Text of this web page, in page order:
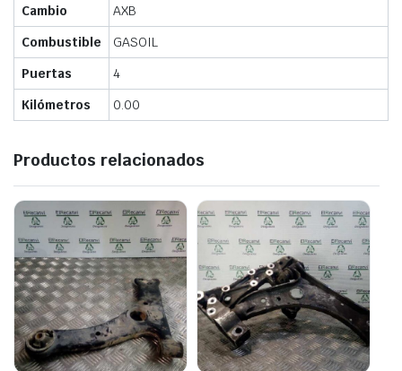
Cambio
AXB
Combustible
GASOIL
Puertas
4
Kilómetros
0.00
Productos relacionados